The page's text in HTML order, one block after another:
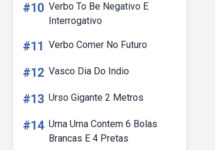
#10 Verbo To Be Negativo E
Interrogativo
#11 Verbo Comer No Futuro
#12 Vasco Dia Do Indio
#13 Urso Gigante 2 Metros
#14 Uma Urna Contem 6 Bolas
Brancas E 4 Pretas